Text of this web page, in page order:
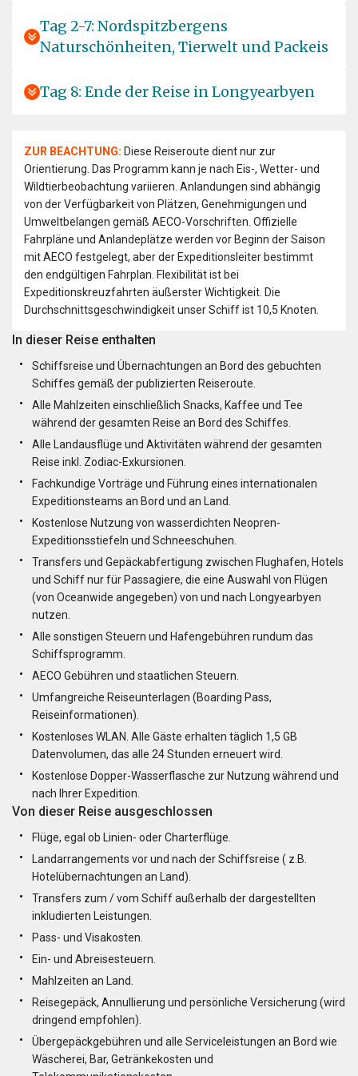
Tag 2-7: Nordspitzbergens
Naturschönheiten, Tierwelt und Packeis
Tag 8: Ende der Reise in Longyearbyen
ZUR BEACHTUNG: Diese Reiseroute dient nur zur
Orientierung. Das Programm kann je nach Eis-, Wetter- und
Wildtierbeobachtung variieren. Anlandungen sind abhängig
von der Verfügbarkeit von Plätzen, Genehmigungen und
Umweltbelangen gemäß AECO-Vorschriften. Offizielle
Fahrpläne und Anlandeplätze werden vor Beginn der Saison
mit AECO festgelegt, aber der Expeditionsleiter bestimmt
den endgültigen Fahrplan. Flexibilität ist bei
Expeditionskreuzfahrten äußerster Wichtigkeit. Die
Durchschnittsgeschwindigkeit unser Schiff ist 10,5 Knoten.
In dieser Reise enthalten
Schiffsreise und Übernachtungen an Bord des gebuchten
Schiffes gemäß der publizierten Reiseroute.
Alle Mahlzeiten einschließlich Snacks, Kaffee und Tee
während der gesamten Reise an Bord des Schiffes.
Alle Landausflüge und Aktivitäten während der gesamten
Reise inkl. Zodiac-Exkursionen.
Fachkundige Vorträge und Führung eines internationalen
Expeditionsteams an Bord und an Land.
Kostenlose Nutzung von wasserdichten Neopren-
Expeditionsstiefeln und Schneeschuhen.
Transfers und Gepäckabfertigung zwischen Flughafen, Hotels
und Schiff nur für Passagiere, die eine Auswahl von Flügen
(von Oceanwide angegeben) von und nach Longyearbyen
nutzen.
Alle sonstigen Steuern und Hafengebühren rundum das
Schiffsprogramm.
AECO Gebühren und staatlichen Steuern.
Umfangreiche Reiseunterlagen (Boarding Pass,
Reiseinformationen).
Kostenloses WLAN. Alle Gäste erhalten täglich 1,5 GB
Datenvolumen, das alle 24 Stunden erneuert wird.
Kostenlose Dopper-Wasserflasche zur Nutzung während und
nach Ihrer Expedition.
Von dieser Reise ausgeschlossen
Flüge, egal ob Linien- oder Charterflüge.
Landarrangements vor und nach der Schiffsreise ( z.B.
Hotelübernachtungen an Land).
Transfers zum / vom Schiff außerhalb der dargestellten
inkludierten Leistungen.
Pass- und Visakosten.
Ein- und Abreisesteuern.
Mahlzeiten an Land.
Reisegepäck, Annullierung und persönliche Versicherung (wird
dringend empfohlen).
Übergepäckgebühren und alle Serviceleistungen an Bord wie
Wäscherei, Bar, Getränkekosten und